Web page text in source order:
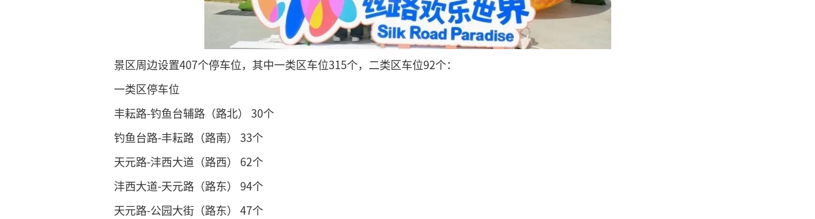
景区周边设置407个停车位，其中一类区车位315个，二类区车位92个：
一类区停车位
丰耘路-钓鱼台辅路（路北） 30个
钓鱼台路-丰耘路（路南） 33个
天元路-沣西大道（路西） 62个
沣西大道-天元路（路东） 94个
天元路-公园大街（路东） 47个